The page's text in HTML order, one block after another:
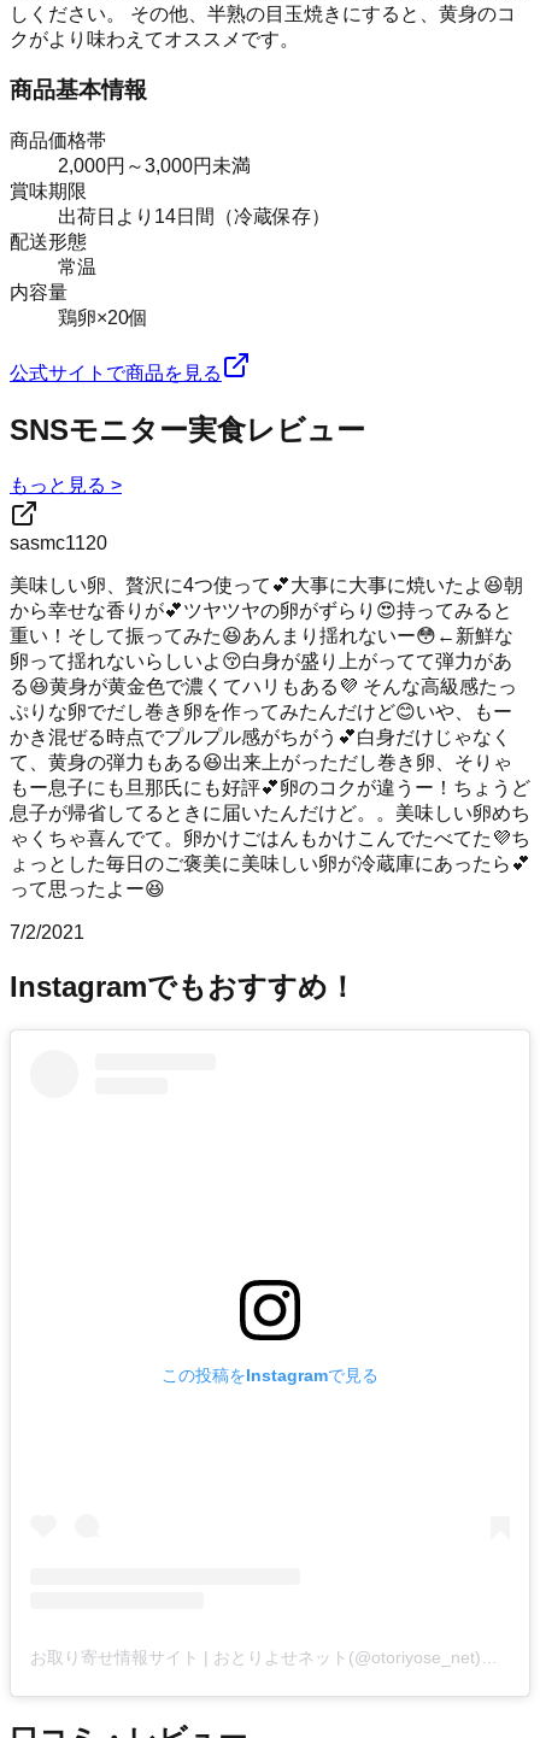
しください。 その他、半熟の目玉焼きにすると、黄身のコ
クがより味わえてオススメです。
商品基本情報
商品価格帯
2,000円～3,000円未満
賞味期限
出荷日より14日間（冷蔵保存）
配送形態
常温
内容量
鶏卵×20個
公式サイトで商品を見る
SNSモニター実食レビュー
もっと見る >
sasmc1120
美味しい卵、贅沢に4つ使って💕大事に大事に焼いたよ😆朝
から幸せな香りが💕ツヤツヤの卵がずらり😍持ってみると
重い！そして振ってみた😆あんまり揺れないー😳←新鮮な
卵って揺れないらしいよ😚白身が盛り上がってて弾力があ
る😆黄身が黄金色で濃くてハリもある💜 そんな高級感たっ
ぷりな卵でだし巻き卵を作ってみたんだけど😊いや、もー
かき混ぜる時点でプルプル感がちがう💕白身だけじゃなく
て、黄身の弾力もある😆出来上がっただし巻き卵、そりゃ
もー息子にも旦那氏にも好評💕卵のコクが違うー！ちょうど
息子が帰省してるときに届いたんだけど。。美味しい卵めち
ゃくちゃ喜んでて。卵かけごはんもかけこんでたべてた💜ち
ょっとした毎日のご褒美に美味しい卵が冷蔵庫にあったら💕
って思ったよー😆 ️
7/2/2021
Instagramでもおすすめ！
この投稿をInstagramで見る